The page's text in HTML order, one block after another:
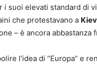
suoi elevati standard di
che protestavano a Kiev
– è ancora abbastanza
l’idea di “Europa” e